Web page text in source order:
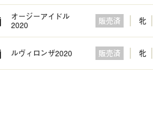
オージーアイドル
2020 販売済 牝
ルヴィロンザ2020 販売済 牝